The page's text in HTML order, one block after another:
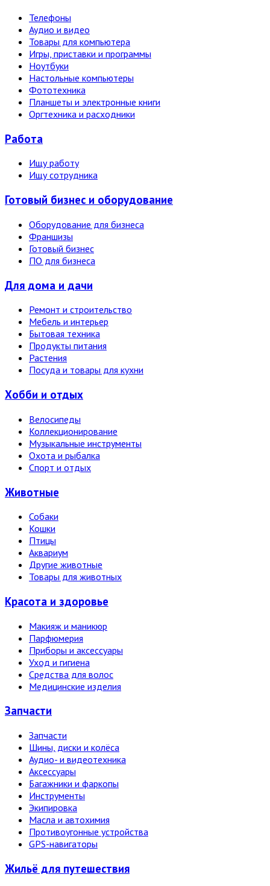
Телефоны
Аудио и видео
Товары для компьютера
Игры, приставки и программы
Ноутбуки
Настольные компьютеры
Фототехника
Планшеты и электронные книги
Оргтехника и расходники
Работа
Ищу работу
Ищу сотрудника
Готовый бизнес и оборудование
Оборудование для бизнеса
Франшизы
Готовый бизнес
ПО для бизнеса
Для дома и дачи
Ремонт и строительство
Мебель и интерьер
Бытовая техника
Продукты питания
Растения
Посуда и товары для кухни
Хобби и отдых
Велосипеды
Коллекционирование
Музыкальные инструменты
Охота и рыбалка
Спорт и отдых
Животные
Собаки
Кошки
Птицы
Аквариум
Другие животные
Товары для животных
Красота и здоровье
Макияж и маникюр
Парфюмерия
Приборы и аксессуары
Уход и гигиена
Средства для волос
Медицинские изделия
Запчасти
Запчасти
Шины, диски и колёса
Аудио- и видеотехника
Аксессуары
Багажники и фаркопы
Инструменты
Экипировка
Масла и автохимия
Противоугонные устройства
GPS-навигаторы
Жильё для путешествия